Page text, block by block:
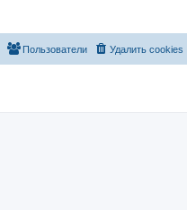
Удалить cookies
Пользователи